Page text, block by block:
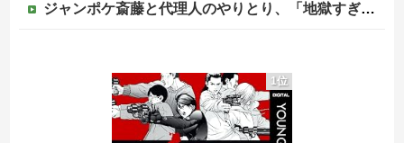
ジャンポケ斎藤と代理人のやりとり、「地獄すぎて完全にコントになってる……」と衝撃を受ける人が続出中
海外「先進国で日本だけパスポート所有率が低すぎる、何故なのか」
中国外務省「日本は原爆落とされて当然。どの国も同情なんかしない」
1位